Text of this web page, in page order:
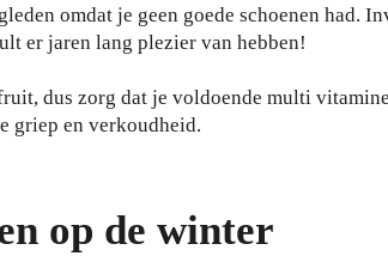
omdat je geen goede schoenen had.
er jaren lang plezier van hebben!
dus zorg dat je voldoende multi
griep en verkoudheid.
op de winter